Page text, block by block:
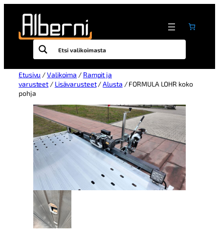
Etusivu /Valikoima / Rampit ja
varusteet / Lisävarusteet/Alusta / FORMULA LOHR koko
pohja